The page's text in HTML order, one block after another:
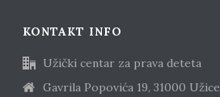
KONTAKT INFO
Užički centar za prava deteta
Gavrila Popovića 19, 31000 Užice